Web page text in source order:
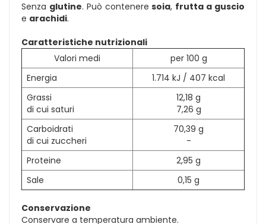
Senza glutine. Può conteneresoia, frutta a guscio
e arachidi.
Caratteristiche nutrizionali
Valori medi
per 100 g
Energia
1.714 kJ / 407 kcal
Grassi
di cui saturi
12,18 g
7,26 g
Carboidrati
di cui zuccheri
70,39 g
-
Proteine
2,95 g
Sale
0,15 g
Conservazione
Conservare a temperatura ambiente.